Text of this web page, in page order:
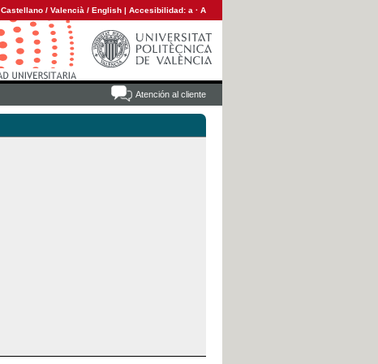
Castellano / Valencià / English | Accesibilidad: a · A
Atención al cliente